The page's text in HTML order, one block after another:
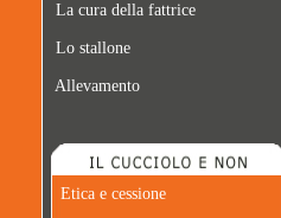
La cura della fattrice
Lo stallone
Allevamento
Etica e cessione